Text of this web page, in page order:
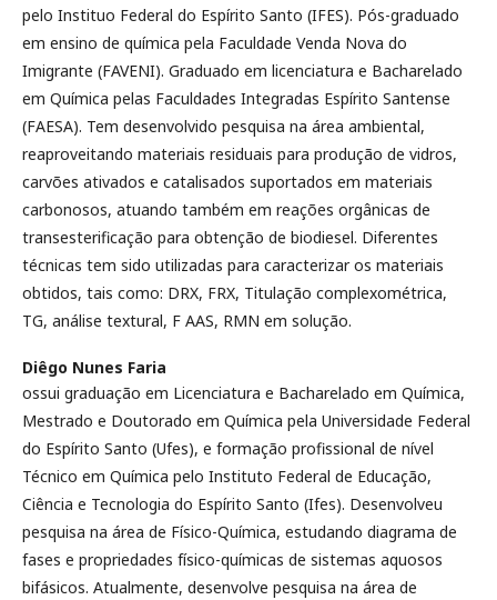
pelo Instituo Federal do Espírito Santo (IFES). Pós-graduado
em ensino de química pela Faculdade Venda Nova do
Imigrante (FAVENI). Graduado em licenciatura e Bacharelado
em Química pelas Faculdades Integradas Espírito Santense
(FAESA). Tem desenvolvido pesquisa na área ambiental,
reaproveitando materiais residuais para produção de vidros,
carvões ativados e catalisados suportados em materiais
carbonosos, atuando também em reações orgânicas de
transesterificação para obtenção de biodiesel. Diferentes
técnicas tem sido utilizadas para caracterizar os materiais
obtidos, tais como: DRX, FRX, Titulação complexométrica,
TG, análise textural, F AAS, RMN em solução.
Diêgo Nunes Faria
ossui graduação em Licenciatura e Bacharelado em Química,
Mestrado e Doutorado em Química pela Universidade Federal
do Espírito Santo (Ufes), e formação profissional de nível
Técnico em Química pelo Instituto Federal de Educação,
Ciência e Tecnologia do Espírito Santo (Ifes). Desenvolveu
pesquisa na área de Físico-Química, estudando diagrama de
fases e propriedades físico-químicas de sistemas aquosos
bifásicos. Atualmente, desenvolve pesquisa na área de